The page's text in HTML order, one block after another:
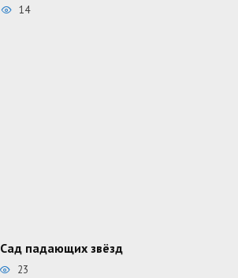
14
Сад падающих звёзд
23